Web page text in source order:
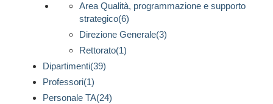
Area Qualità, programmazione e supporto
strategico(6)
Direzione Generale(3)
Rettorato(1)
Dipartimenti(39)
Professori(1)
Personale TA(24)